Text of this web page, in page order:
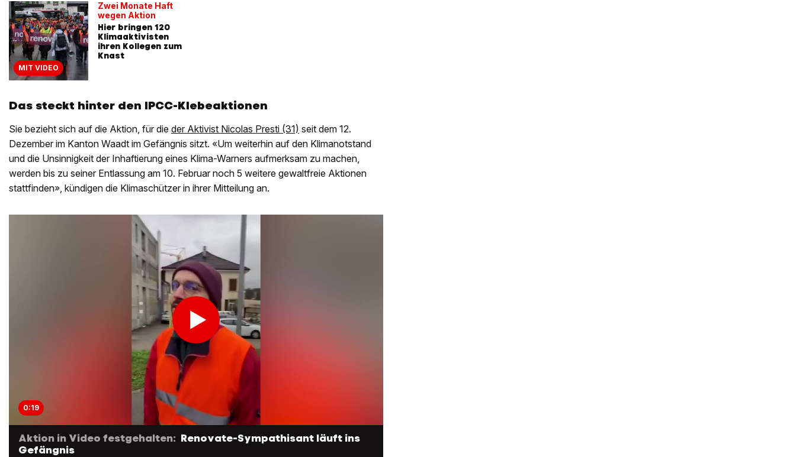
MIT VIDEO
Zwei Monate Haft
wegen Aktion
Hier bringen 120
Klimaaktivisten
ihren Kollegen zum
Knast
Das steckt hinter den IPCC-Klebeaktionen
Sie bezieht sich auf die Aktion, für die der Aktivist Nicolas Presti (31) seit dem 12.
Dezember im Kanton Waadt im Gefängnis sitzt. «Um weiterhin auf den Klimanotstand
und die Unsinnigkeit der Inhaftierung eines Klima-Warners aufmerksam zu machen,
werden bis zu seiner Entlassung am 10. Februar noch 5 weitere gewaltfreie Aktionen
stattfinden», kündigen die Klimaschützer in ihrer Mitteilung an.
0:19
Aktion in Video festgehalten: Renovate-Sympathisant läuft ins
Gefängnis